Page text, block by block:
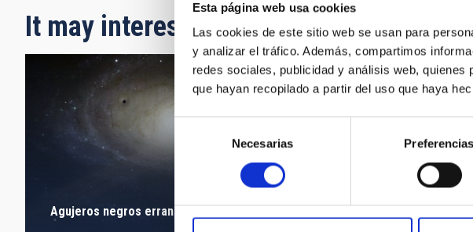
Esta página web usa cookies
Las cookies de este sitio web se usan para
y analizar el tráfico. Además, compartimos
redes sociales, publicidad y análisis web,
que hayan recopilado a partir del uso que haya
de
consentimiento
Necesarias Preferencias
It may interest you
Agujeros negros errantes de masa intermedia
Orientación